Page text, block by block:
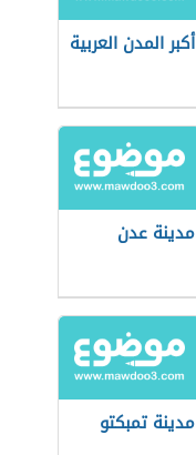
أكبر المدن العربية
مدينة عدن
مدينة تمبكتو